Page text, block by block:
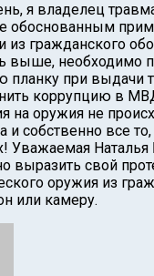
я владелец
обоснованным
из гражданского
выше, необходимо
планку при выдачи
коррупцию в
на оружия не
и собственно все
Уважаемая Наталья
выразить свой
оружия из
или камеру.